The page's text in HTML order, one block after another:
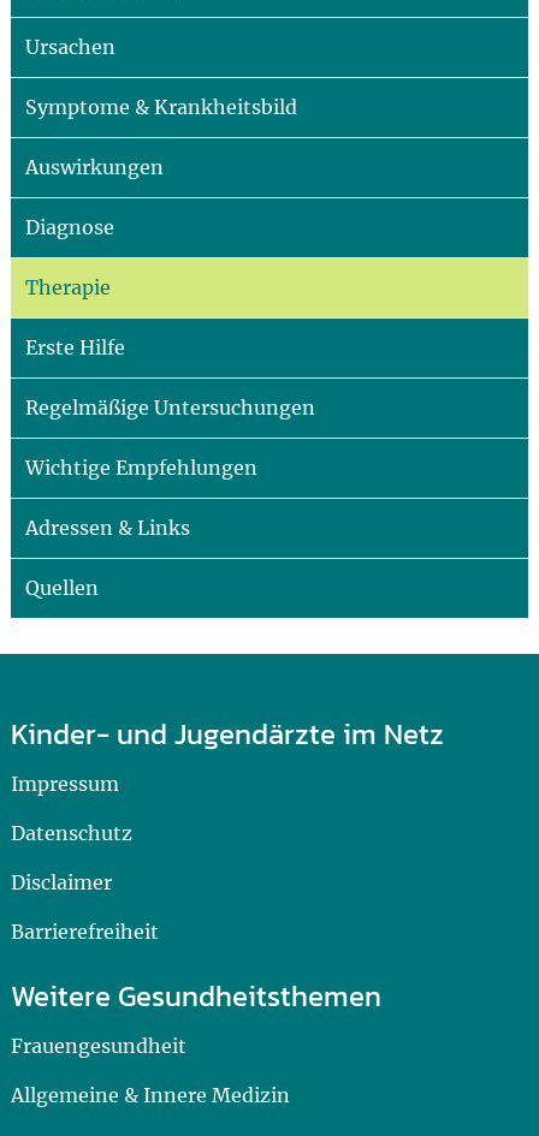
Ursachen
Symptome & Krankheitsbild
Auswirkungen
Diagnose
Therapie
Erste Hilfe
Regelmäßige Untersuchungen
Wichtige Empfehlungen
Adressen & Links
Quellen
Kinder- und Jugendärzte im Netz
Impressum
Datenschutz
Disclaimer
Barrierefreiheit
Weitere Gesundheitsthemen
Frauengesundheit
Allgemeine & Innere Medizin